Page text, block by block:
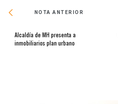
NOTA ANTERIOR
Alcaldía de MH presenta a
inmobiliarios plan urbano